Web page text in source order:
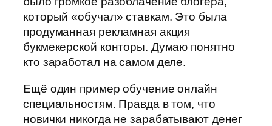
который «обучал» ставкам. Это была
продуманная рекламная акция
букмекерской конторы. Думаю понятно
кто заработал на самом деле.
Ещё один пример обучение онлайн
специальностям. Правда в том, что
новички никогда не зарабатывают денег